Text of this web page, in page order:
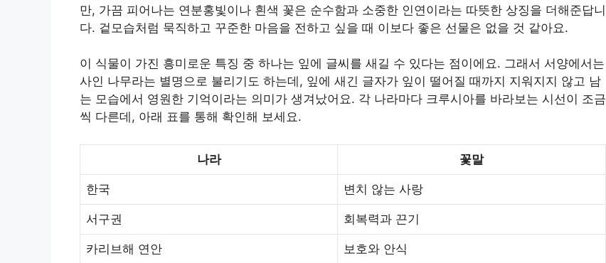
만, 가끔 피어나는 연분홍빛이나 흰색 꽃은 순수함과 소중한 인연이라는 따뜻한 상징을 더해준답니
다. 겉모습처럼 묵직하고 꾸준한 마음을 전하고 싶을 때 이보다 좋은 선물은 없을 것 같아요.
이 식물이 가진 흥미로운 특징 중 하나는 잎에 글씨를 새길 수 있다는 점이에요. 그래서 서양에서는
사인 나무라는 별명으로 불리기도 하는데, 잎에 새긴 글자가 잎이 떨어질 때까지 지워지지 않고 남
는 모습에서 영원한 기억이라는 의미가 생겨났어요. 각 나라마다 크루시아를 바라보는 시선이 조금
씩 다른데, 아래 표를 통해 확인해 보세요.
나라 꽃말
한국 변치 않는 사랑
서구권 회복력과 끈기
카리브해 연안 보호와 안식